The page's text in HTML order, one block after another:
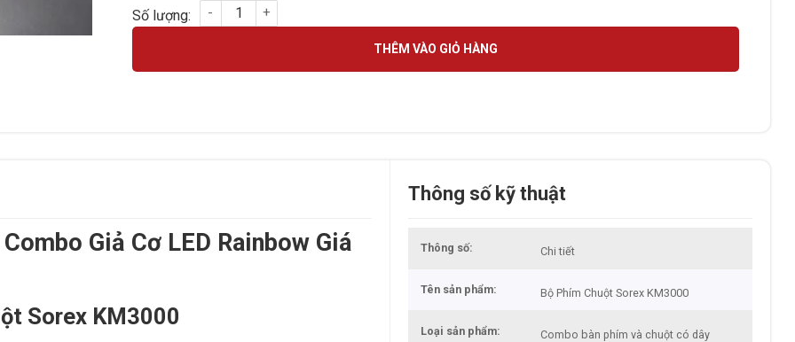
Bộ phím chuột Sorex KM3000 X Đen số lượng
THÊM VÀO GIỎ HÀNG
Giả Cơ LED Rainbow Giá
Sorex KM3000
Thông số kỹ thuật
Thông số Chi tiết
Tên sản phẩm Bộ Phím Chuột Sorex KM3000
Loại sản phẩm Combo bàn phím và chuột có dây